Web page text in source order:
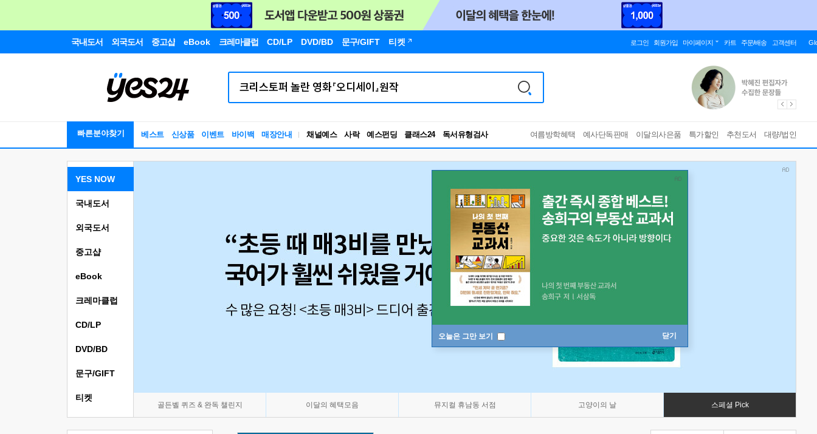
국내도서 외국도서 중고샵 eBook 크레마클럽 CD/LP DVD/BD 문구/GIFT 티켓 로그인 회원가입 마이페이지 카트 주문/배송 고객센터
빠른분야찾기 베스트 신상품 이벤트 바이백 매장안내 채널예스 사락 예스펀딩 클래스24
독서유형검사
RBTI Lab
독서유형검사
여름방학혜택 예사단독판매 이달의사은품 특가할인 추천도서 대량/법인
오늘은 그만 보기 닫기
YES NOW
골든벨 퀴즈 & 완독 챌린지 이달의 혜택모음 뮤지컬 휴남동 서점 고양이의 날 스페셜 Pick
국내도서
외국도서
중고샵
eBook
크레마클럽
CD/LP
DVD/BD
문구/GIFT
티켓